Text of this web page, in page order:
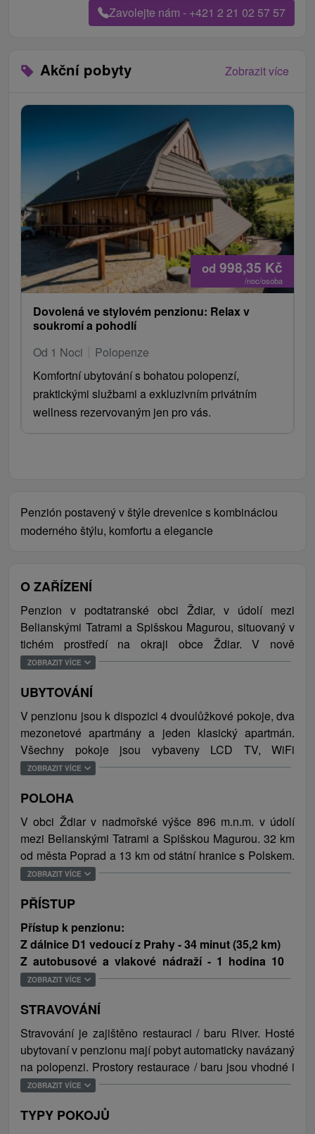
Zavolejte nám - +421 2 21 02 57 57
Akční pobyty Zobrazit více
od 998,35 Kč
/noc/osoba
Dovolená ve stylovém penzionu: Relax v
soukromí a pohodlí
Od 1 Noci
Polopenze
Komfortní ubytování s bohatou polopenzí,
praktickými službami a exkluzivním privátním
wellness rezervovaným jen pro vás.
Penzión postavený v štýle drevenice s kombináciou
moderného štýlu, komfortu a elegancie
O ZAŘÍZENÍ
Penzion v podtatranské obci Ždiar, v údolí mezi
Belianskými Tatrami a Spišskou Magurou, situovaný v
tichém prostředí na okraji obce Ždiar. V nově
zrekonstruovaná budově z minulého století, v níž se
interiérem, nabízí ubytování ve stylových pokojích.
Rázovitá goralská obec Ždiar je typická svými
tradicemi, zvyklostmi a folklórem. V zimě tu na
návštěvníky čeká vynikající lyžování v ski střediscích
vzdálených od resortu 200 - 1500 m (Ski centrum
Strednica, Ski Bachledova, Ski centrum Strachan a Ski
Monkova dolina). V letní turistické sezóně nabízejí
Belianské Tatry nezapomenutelnou turistiku a možnosti
cyklistiky. Dětští návštěvníci ocení turistický vláček
Maguráčik, který zpestřuje prohlídku obce a okolí. Za
návštěvu určitě stojí SUN Bachledová s bobovou
dráhou, lanovkou, dětským parkem, naučnou stezkou,
vyhlídkovou věží a s Chodníkem v korunách stromů. V
jeskyně, rázovité obce Tatranská Javorina, Lysá
Poľana jakož i známé polské město Zakopane.
Celoročně se dají navštívit i aquaparky Aquacity
Poprad, Thermal Park Vrbov a polské termální
aquaparky Termia Bania Bialka a Terma Bukovina.
ZOBRAZIT VÍCE
UBYTOVÁNÍ
V penzionu jsou k dispozici 4 dvoulůžkové pokoje, dva
mezonetové apartmány a jeden klasický apartmán.
Všechny pokoje jsou vybaveny LCD TV, WiFi
připojením na internet, pokojovým termostatem pro
obkladem a sprchovým koutem. Hostům jsou k
dispozici i privátní vstupy do jacuzzi.
ZOBRAZIT VÍCE
POLOHA
V obci Ždiar v nadmořské výšce 896 m.n.m. v údolí
mezi Belianskými Tatrami a Spišskou Magurou. 32 km
od města Poprad a 13 km od státní hranice s Polskem.
Středisko Ždiar - Strednica.
ZOBRAZIT VÍCE
PŘÍSTUP
Přístup k penzionu:
Z dálnice D1 vedoucí z Prahy - 34 minut (35,2 km)
Z autobusové a vlakové nádraží - 1 hodina 10
minut (40 km)
Při příjezdu ze směru Vídeň / Bratislava / Praha /
Ružomberok / Košice / Poprad po dálnici D1, použít
výjezd Vysoké Tatry a pokračujte po silnici 534 osm
minut (9,5 km) do města Vysoké Tatry / Starý
Smokovec. Za železničním přejezdem odbočiťt
doprava a pokračovat po silnici 537 třináct minut
ZOBRAZIT VÍCE
STRAVOVÁNÍ
Stravování je zajištěno restauraci / baru River. Hosté
ubytovaní v penzionu mají pobyt automaticky navázaný
na polopenzi. Prostory restaurace / baru jsou vhodné i
na posezení u chutné kávě, čaji či jiném teplém nápoji,
ZOBRAZIT VÍCE
TYPY POKOJŮ